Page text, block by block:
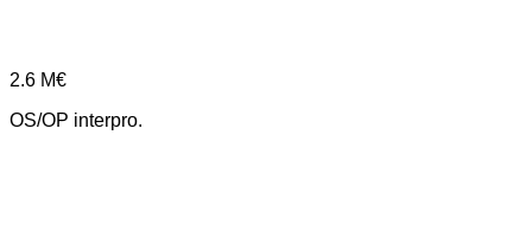
2.6 M€
OS/OP interpro.